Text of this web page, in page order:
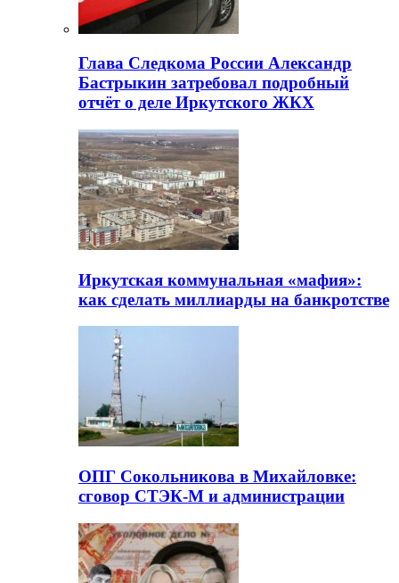
Глава Следкома России Александр
Бастрыкин затребовал подробный
отчёт о деле Иркутского ЖКХ
Иркутская коммунальная «мафия»:
как сделать миллиарды на банкротстве
ОПГ Сокольникова в Михайловке:
сговор СТЭК-М и администрации